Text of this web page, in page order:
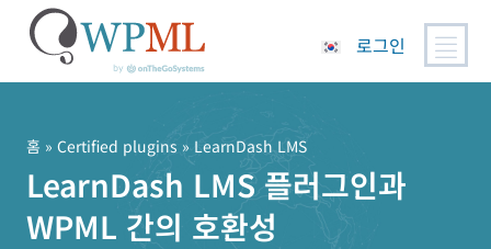
로그인
홈 » Certified plugins » LearnDash LMS
LearnDash LMS 플러그인과
WPML 간의 호환성